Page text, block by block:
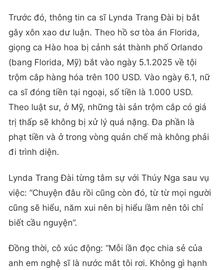
Trước đó, thông tin ca sĩ Lynda Trang Đài bị bắt
gây xôn xao dư luận. Theo hồ sơ tòa án Florida,
giọng ca Hào hoa bị cảnh sát thành phố Orlando
(bang Florida, Mỹ) bắt vào ngày 5.1.2025 về tội
trộm cắp hàng hóa trên 100 USD. Vào ngày 6.1, nữ
ca sĩ đóng tiền tại ngoại, số tiền là 1.000 USD.
Theo luật sư, ở Mỹ, những tài sản trộm cắp có giá
trị thấp sẽ không bị xử lý quá nặng. Đa phần là
phạt tiền và ở trong vòng quản chế mà không phải
đi trình diện.
Lynda Trang Đài từng tâm sự với Thúy Nga sau vụ
việc: “Chuyện đâu rồi cũng còn đó, từ từ mọi người
cũng sẽ hiểu, năm xui nên bị hiểu lầm nên tôi chỉ
biết cầu nguyện”.
Đồng thời, cô xúc động: “Mỗi lần đọc chia sẻ của
anh em nghệ sĩ là nước mắt tôi rơi. Không gì hạnh